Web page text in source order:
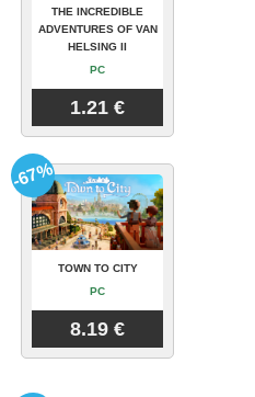
THE INCREDIBLE
ADVENTURES OF VAN
HELSING II
PC
1.21 €
TOWN TO CITY
PC
8.19 €
-67%